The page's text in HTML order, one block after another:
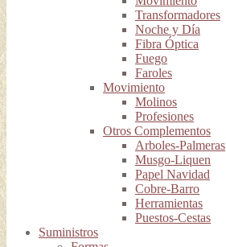
Transformadores
Noche y Día
Fibra Óptica
Fuego
Faroles
Movimiento
Molinos
Profesiones
Otros Complementos
Arboles-Palmeras
Musgo-Liquen
Papel Navidad
Cobre-Barro
Herramientas
Puestos-Cestas
Suministros